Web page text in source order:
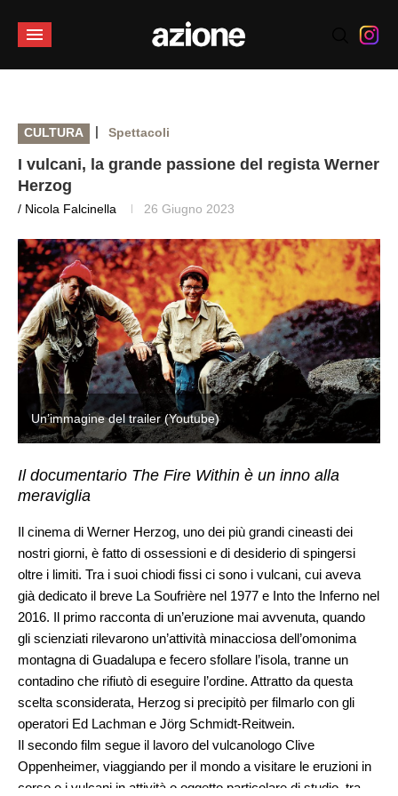
CULTURA | Spettacoli
I vulcani, la grande passione del regista Werner
Herzog
/ Nicola Falcinella 26 Giugno 2023
Un’immagine del trailer (Youtube)
Il documentario The Fire Within è un inno alla
meraviglia
Il cinema di Werner Herzog, uno dei più grandi cineasti dei
nostri giorni, è fatto di ossessioni e di desiderio di spingersi
oltre i limiti. Tra i suoi chiodi fissi ci sono i vulcani, cui aveva
già dedicato il breve La Soufrière nel 1977 e Into the Inferno nel
2016. Il primo racconta di un’eruzione mai avvenuta, quando
gli scienziati rilevarono un’attività minacciosa dell’omonima
montagna di Guadalupa e fecero sfollare l’isola, tranne un
contadino che rifiutò di eseguire l’ordine. Attratto da questa
scelta sconsiderata, Herzog si precipitò per filmarlo con gli
operatori Ed Lachman e Jörg Schmidt-Reitwein.
Il secondo film segue il lavoro del vulcanologo Clive
Oppenheimer, viaggiando per il mondo a visitare le eruzioni in
corso o i vulcani in attività o oggetto particolare di studio, tra